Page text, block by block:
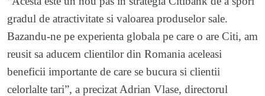
gradul de atractivitate si valoarea produselor sale.
Bazandu-ne pe experienta globala pe care o are Citi, am
reusit sa aducem clientilor din Romania aceleasi
beneficii importante de care se bucura si clientii
celorlalte tari”, a precizat Adrian Vlase, directorul